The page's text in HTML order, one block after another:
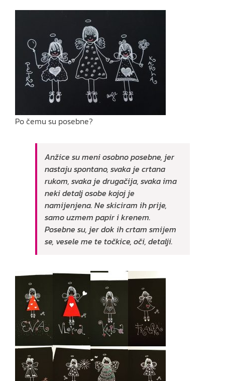
Po čemu su posebne?
Anžice su meni osobno posebne, jer
nastaju spontano, svaka je crtana
rukom, svaka je drugačija, svaka ima
neki detalj osobe kojoj je
namijenjena. Ne skiciram ih prije,
samo uzmem papir i krenem.
Posebne su, jer dok ih crtam smijem
se, vesele me te točkice, oči, detalji.